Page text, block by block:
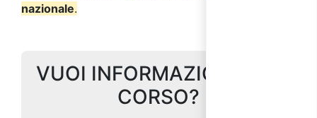
nazionale.
VUOI INFORMAZIONI SUL
CORSO?